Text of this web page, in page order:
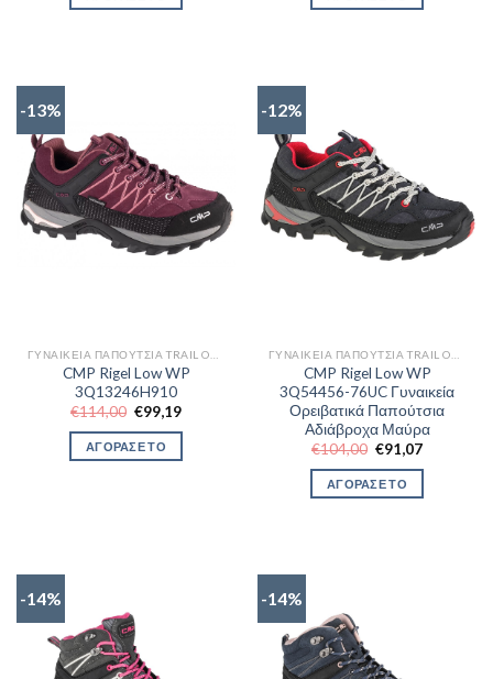
-13%
CMP Rigel Low WP
3Q13246H910
€114,00 Original
price
was:
€114,00.
€99,19Η
ΑΓΟΡΑΣΕ ΤΟ
-12%
CMP Rigel Low WP
3Q54456-76UC Γυναικεία
Ορειβατικά Παπούτσια
Αδιάβροχα Μαύρα
€104,00 Original
price
was:
€104,00.
€91,07Η
ΑΓΟΡΑΣΕ ΤΟ
-14% -14%